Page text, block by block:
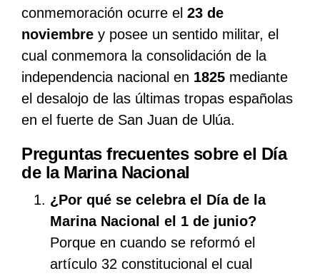
conmemoración ocurre el 23 de
noviembre y posee un sentido militar, el
cual conmemora la consolidación de la
independencia nacional en 1825 mediante
el desalojo de las últimas tropas españolas
en el fuerte de San Juan de Ulúa.
Preguntas frecuentes sobre el Día
de la Marina Nacional
¿Por qué se celebra el Día de la
Marina Nacional el 1 de junio?
Porque en cuando se reformó el
artículo 32 constitucional el cual